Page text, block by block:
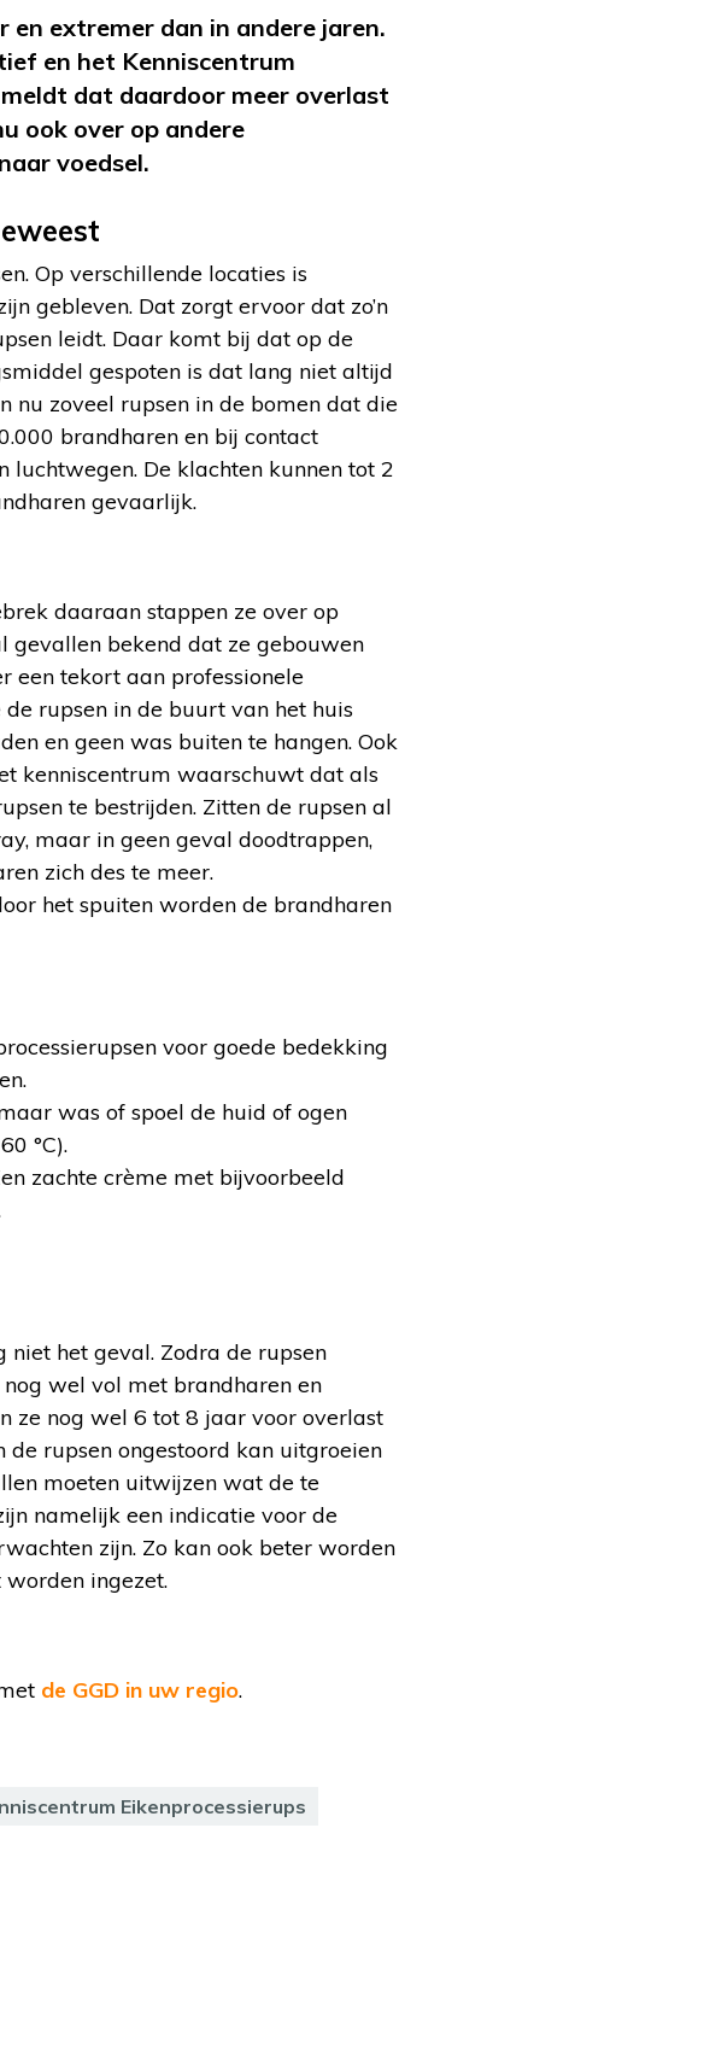
extremer dan in andere jaren.
en het Kenniscentrum
dat daardoor meer overlast
ook over op andere
voedsel.
Op verschillende locaties is
gebleven. Dat zorgt ervoor dat zo’n
leidt. Daar komt bij dat op de
gespoten is dat lang niet altijd
nu zoveel rupsen in de bomen dat die
brandharen en bij contact
De klachten kunnen tot 2
gevaarlijk.
daaraan stappen ze over op
gevallen bekend dat ze gebouwen
een tekort aan professionele
rupsen in de buurt van het huis
en geen was buiten te hangen. Ook
kenniscentrum waarschuwt dat als
te bestrijden. Zitten de rupsen al
maar in geen geval doodtrappen,
zich des te meer.
het spuiten worden de brandharen
voor goede bedekking
was of spoel de huid of ogen
°C).
zachte crème met bijvoorbeeld
niet het geval. Zodra de rupsen
wel vol met brandharen en
ze nog wel 6 tot 8 jaar voor overlast
rupsen ongestoord kan uitgroeien
moeten uitwijzen wat de te
namelijk een indicatie voor de
zijn. Zo kan ook beter worden
ingezet.
de GGD in uw regio.
Eikenprocessierups